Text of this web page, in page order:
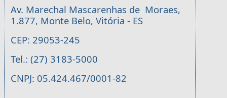
Av. Marechal Mascarenhas de Moraes,
1.877, Monte Belo, Vitória - ES
CEP: 29053-245
Tel.: (27) 3183-5000
CNPJ: 05.424.467/0001-82